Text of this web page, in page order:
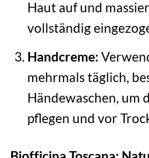
Haut auf und
vollständig
Handcreme:
mehrmals täglich,
Händewaschen, um
pflegen und vor